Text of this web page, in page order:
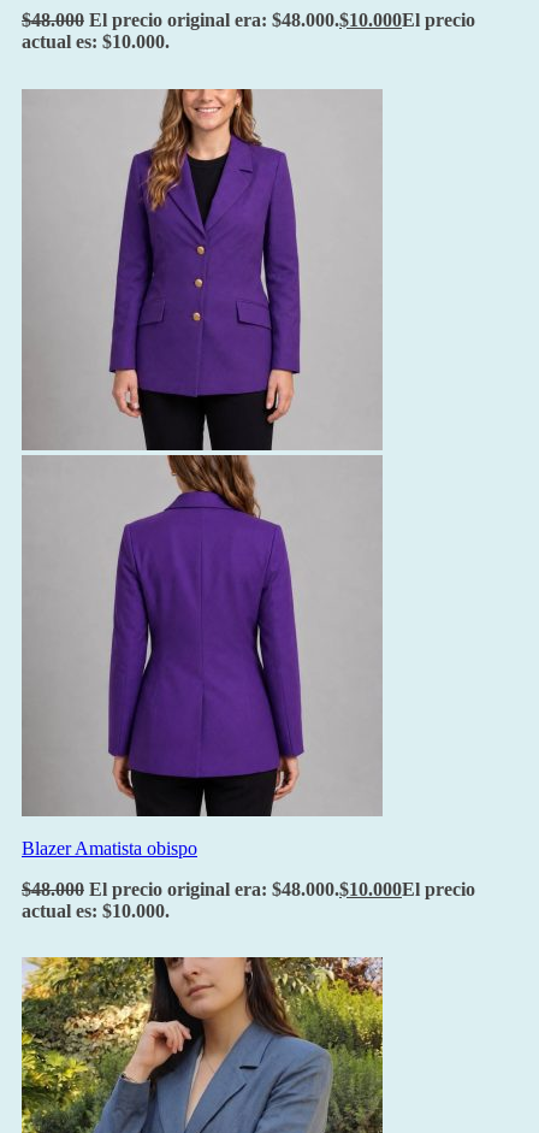
$48.000 El precio original era: $48.000.$10.000El precio
actual es: $10.000.
Blazer Amatista obispo
$48.000 El precio original era: $48.000.$10.000El precio
actual es: $10.000.